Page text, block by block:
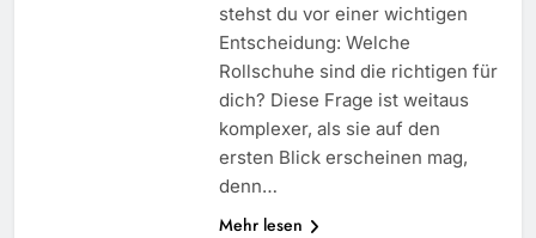
stehst du vor einer wichtigen
Entscheidung: Welche
Rollschuhe sind die richtigen für
dich? Diese Frage ist weitaus
komplexer, als sie auf den
ersten Blick erscheinen mag,
denn…
Mehr lesen